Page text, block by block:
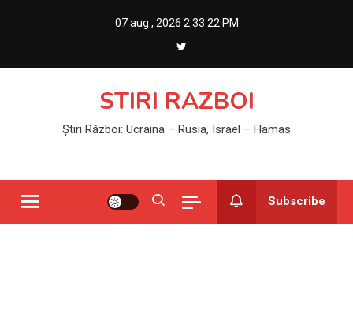
07 aug., 2026 2:33:22 PM
STIRI RAZBOI
Știri Război: Ucraina – Rusia, Israel – Hamas
Subscribe